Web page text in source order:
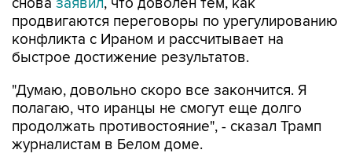
снова заявил, что доволен тем, как
продвигаются переговоры по урегулированию
конфликта с Ираном и рассчитывает на
быстрое достижение результатов.
"Думаю, довольно скоро все закончится. Я
полагаю, что иранцы не смогут еще долго
продолжать противостояние", - сказал Трамп
журналистам в Белом доме.